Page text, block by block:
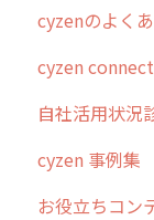
勤怠管理
予定管理
スポット
ステータス
報告書・
はじめに
スポット・
交通費自動
安全走行支援
写真管理・
cyzenのよく
ログインに
グループ・
GPS・位置
ルート自動
cyzen connect
自社活用状況
cyzen 事例集
お役立ちコン